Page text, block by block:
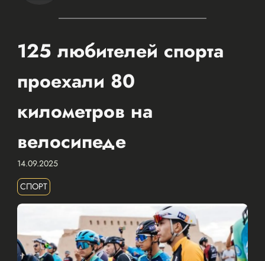
125 любителей спорта
проехали 80
километров на
велосипеде
14.09.2025
СПОРТ